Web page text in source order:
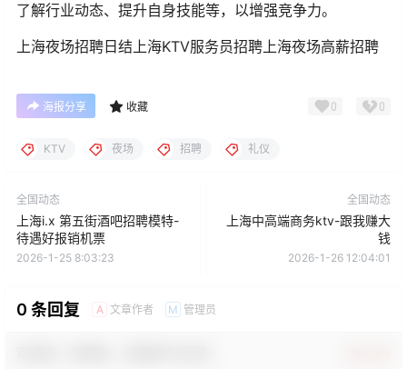
了解行业动态、提升自身技能等，以增强竞争力。
上海夜场招聘日结上海KTV服务员招聘上海夜场高薪招聘
海报分享 收藏 0 0
KTV 夜场 招聘 礼仪
全国动态
上海i.x 第五街酒吧招聘模特-
待遇好报销机票
2026-1-25 8:03:23
全国动态
上海中高端商务ktv-跟我赚大
钱
2026-1-26 12:04:01
0 条回复 A 文章作者 M 管理员